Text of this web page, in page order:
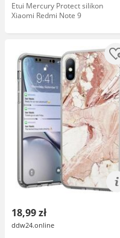
Etui Mercury Protect silikon
Xiaomi Redmi Note 9
18,99 zł
ddw24.online